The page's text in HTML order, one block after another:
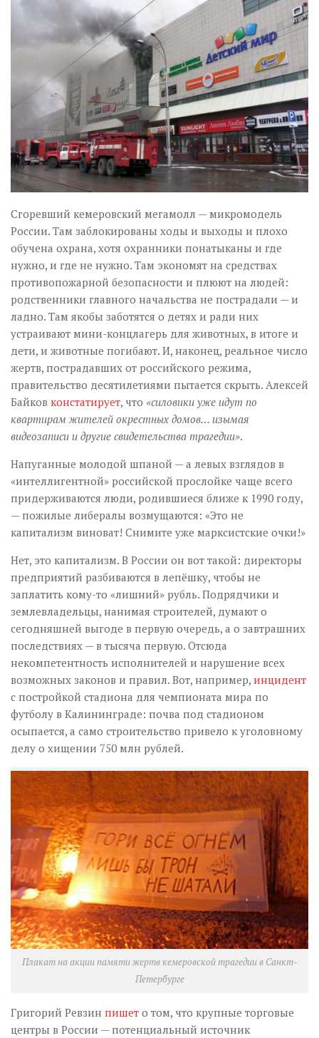
Візуальне
Головне
Цитати
Inter/antinational
Сгоревший кемеровский мегамолл — микромодель
России. Там заблокированы ходы и выходы и плохо
обучена охрана, хотя охранники понатыканы и где
нужно, и где не нужно. Там экономят на средствах
противопожарной безопасности и плюют на людей:
родственники главного начальства не пострадали — и
ладно. Там якобы заботятся о детях и ради них
устраивают мини-концлагерь для животных, в итоге и
дети, и животные погибают. И, наконец, реальное число
жертв, пострадавших от российского режима,
правительство десятилетиями пытается скрыть. Алексей
Байков констатирует, что «силовики уже идут по
квартирам жителей окрестных домов… изымая
видеозаписи и другие свидетельства трагедии».
Напуганные молодой шпаной — а левых взглядов в
«интеллигентной» российской прослойке чаще всего
придерживаются люди, родившиеся ближе к 1990 году,
— пожилые либералы возмущаются: «Это не
капитализм виноват! Снимите уже марксистские очки!»
Нет, это капитализм. В России он вот такой: директоры
предприятий разбиваются в лепёшку, чтобы не
заплатить кому-то «лишний» рубль. Подрядчики и
землевладельцы, нанимая строителей, думают о
сегодняшней выгоде в первую очередь, а о завтрашних
последствиях — в тысяча первую. Отсюда
некомпетентность исполнителей и нарушение всех
возможных законов и правил. Вот, например, инцидент
с постройкой стадиона для чемпионата мира по
футболу в Калининграде: почва под стадионом
осыпается, а само строительство привело к уголовному
делу о хищении 750 млн рублей.
Плакат на акции памяти жертв кемеровской трагедии в Санкт-
Петербурге
Григорий Ревзин пишет о том, что крупные торговые
центры в России — потенциальный источник